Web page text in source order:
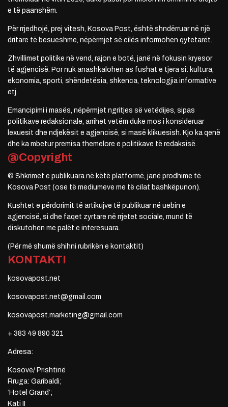
e të paanshëm.
Për rrjedhojë, prej vitesh, Kosova Post, është shndërruar në një
dritare të besueshme, nëpërmjet së cilës informohen qytetarët.
Zhvillimet politike në vend, rajon e botë, janë në fokusin kryesor
të agjencisë. Por nuk anashkalohen as fushat e tjera si: kultura,
ekonomia, sporti, shëndetësia, shkenca, teknologjia informative
etj.
Emancipimi i masës, nëpërmjet ngritjes së vetëdijes, sipas
politikave redaksionale, arrihet vetëm duke mos i konsideruar
lexuesit dhe ndjekësit e agjencisë, si masë klikuesish. Kjo ka qenë
dhe ka mbetur premisa themelore e politikave të redaksisë.
@Copyright
© Shkrimet e publikuara në këtë platformë, janë prodhime të
Kosova Post (ose të mediumeve me të cilat bashkëpunon).
Kushtet e përdorimit të artikujve të publikuar në uebin e
agjencisë, si dhe faqet zyrtare në rrjetet sociale, mund të
diskutohen me palët e interesuara.
(Për më shumë shihni rubrikën e kontaktit)
KONTAKTI
kosovapost.net
kosovapost.net@gmail.com
kosovapost.marketing@gmail.com
+ 383 49 890 321
Adresa:
Kosovë/ Prishtinë
Rruga: Garibaldi;
‘Hotel Grand’;
Kati II